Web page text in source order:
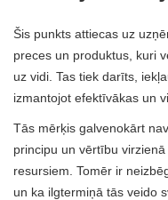
Šis punkts attiecas uz
preces un produktus, kuri
uz vidi. Tas tiek darīts,
izmantojot efektīvākas un
Tās mērķis galvenokārt
principu un vērtību
resursiem. Tomēr ir
un ka ilgtermiņā tās veido